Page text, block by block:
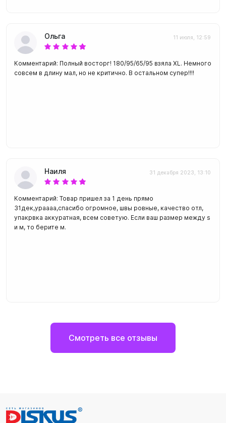
Ольга 11 июля, 12:59
Комментарий: Полный восторг! 180/95/65/95 взяла XL. Немного
совсем в длину мал, но не критично. В остальном супер!!!!
Наиля 31 декабря 2023, 13:10
Комментарий: Товар пришел за 1 день прямо
31дек,ураааа,спасибо огромное, швы ровные, качество отл,
упакрвка аккуратная, всем советую. Если ваш размер между s
и м, то берите м.
Смотреть все отзывы